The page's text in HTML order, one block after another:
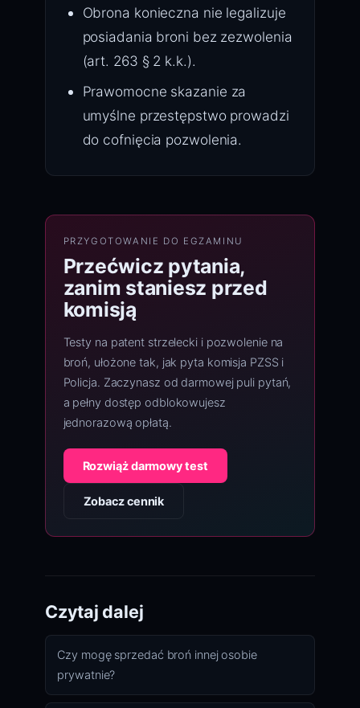
Obrona konieczna nie legalizuje
posiadania broni bez zezwolenia
(art. 263 § 2 k.k.).
Prawomocne skazanie za
umyślne przestępstwo prowadzi
do cofnięcia pozwolenia.
PRZYGOTOWANIE DO EGZAMINU
Przećwicz pytania,
zanim staniesz przed
komisją
Testy na patent strzelecki i pozwolenie na
broń, ułożone tak, jak pyta komisja PZSS i
Policja. Zaczynasz od darmowej puli pytań,
a pełny dostęp odblokowujesz
jednorazową opłatą.
Rozwiąż darmowy test
Zobacz cennik
Czytaj dalej
Czy mogę sprzedać broń innej osobie
prywatnie?